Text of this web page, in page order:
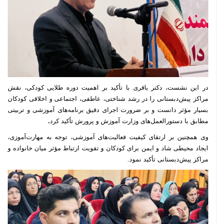
در این نشست، دکتر باقری با تأکید بر اهمیت دوره طلایی کودکی، نقش
مراکز پیش‌دبستانی را در رشد شناختی، عاطفی، اجتماعی و اخلاقی کودکان
بسیار مؤثر دانست و بر ضرورت اجرای دقیق برنامه‌های آموزشی و تربیتی
مطابق با دستورالعمل‌های وزارت آموزش و پرورش تأکید کرد .
وی همچنین بر ارتقای کیفیت فعالیت‌های آموزشی، توجه به مهارت‌آموزی،
ایجاد محیطی شاد و ایمن برای کودکان و تقویت ارتباط مؤثر میان خانواده و
مراکز پیش‌دبستانی تأکید نمود.